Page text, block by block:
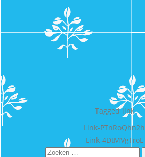
Taggedlink
Bericht
navigatie
Link-PTnRoQhn2h
Link-4DtMVgTroL
Zoeken